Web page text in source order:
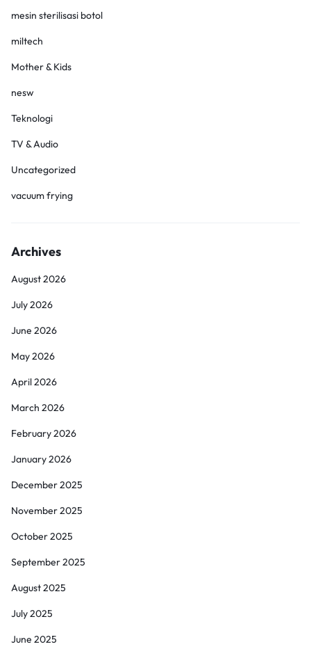
mesin sterilisasi botol
miltech
Mother & Kids
nesw
Teknologi
TV & Audio
Uncategorized
vacuum frying
Archives
August 2026
July 2026
June 2026
May 2026
April 2026
March 2026
February 2026
January 2026
December 2025
November 2025
October 2025
September 2025
August 2025
July 2025
June 2025